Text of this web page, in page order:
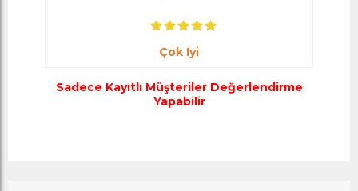
Çok Iyi
Sadece Kayıtlı Müşteriler Değerlendirme
Yapabilir